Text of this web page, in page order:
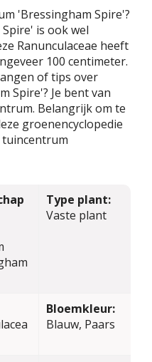
'Bressingham Spire'?
is ook wel
Ranunculaceae heeft
100 centimeter.
of tips over
Spire'? Je bent van
Belangrijk om te
groenencyclopedie
tuincentrum
Type plant:
Vaste plant
Bloemkleur:
Blauw, Paars